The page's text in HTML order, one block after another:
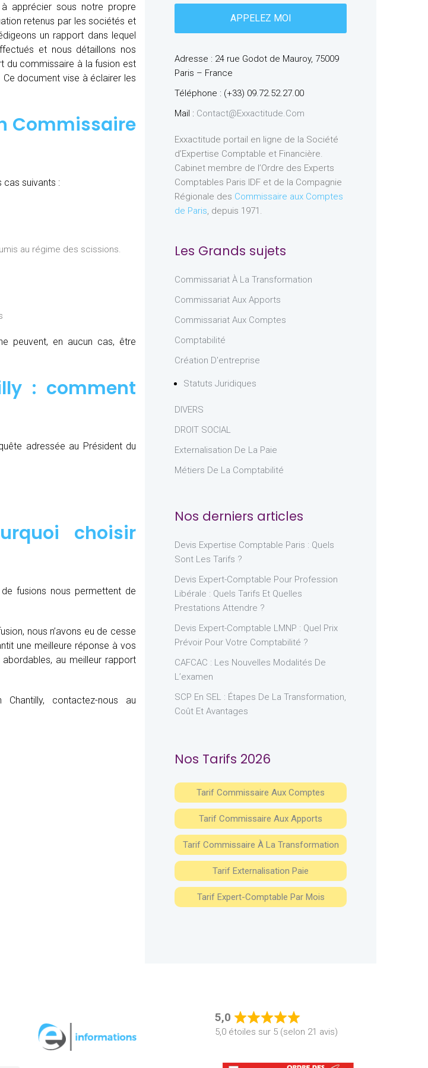
apprécier sous notre propre
retenus par les sociétés et
un rapport dans lequel
et nous détaillons nos
du commissaire à la fusion est
Ce document vise à éclairer les
Commissaire
cas suivants :
au régime des scissions.
peuvent, en aucun cas, être
: comment
adressée au Président du
choisir
fusions nous permettent de
nous n’avons eu de cesse
une meilleure réponse à vos
au meilleur rapport
contactez-nous au
Adresse : 24 rue Godot de Mauroy, 75009
Paris – France
Téléphone : (+33) 09.72.52.27.00
Mail : Contact@exxactitude.com
Exxactitude portail en ligne de la Société
d’Expertise Comptable et Financière.
Cabinet membre de l’Ordre des Experts
Comptables Paris IDF et de la Compagnie
Régionale des Commissaire aux Comptes
de Paris, depuis 1971.
Les Grands sujets
Commissariat À La Transformation
Commissariat Aux Apports
Commissariat Aux Comptes
Comptabilité
Création D'entreprise
Statuts Juridiques
DIVERS
DROIT SOCIAL
Externalisation De La Paie
Métiers De La Comptabilité
Nos derniers articles
Devis Expertise Comptable Paris : Quels
Sont Les Tarifs ?
Devis Expert-Comptable Pour Profession
Libérale : Quels Tarifs Et Quelles
Prestations Attendre ?
Devis Expert-Comptable LMNP : Quel Prix
Prévoir Pour Votre Comptabilité ?
CAFCAC : Les Nouvelles Modalités De
L’examen
SCP En SEL : Étapes De La Transformation,
Coût Et Avantages
Nos Tarifs 2026
Tarif Commissaire Aux Comptes
Tarif Commissaire Aux Apports
Tarif Commissaire À La Transformation
Tarif Externalisation Paie
Tarif Expert-Comptable Par Mois
5,0
Rated
5,0
5,0 étoiles sur 5 (selon 21 avis)